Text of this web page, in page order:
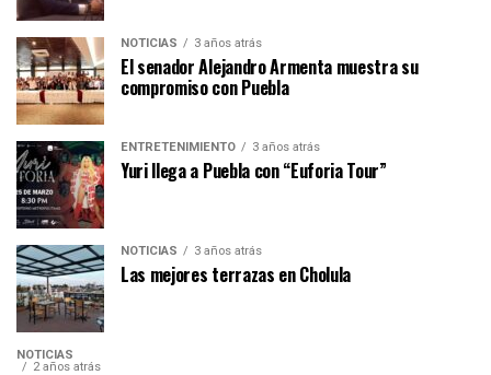
NOTICIAS 3 años atrás
El senador Alejandro Armenta muestra su
compromiso con Puebla
ENTRETENIMIENTO 3 años atrás
Yuri llega a Puebla con “Euforia Tour”
NOTICIAS 3 años atrás
Las mejores terrazas en Cholula
NOTICIAS
2 años atrás